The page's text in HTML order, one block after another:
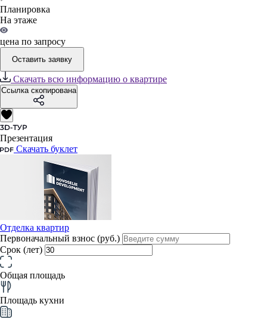
Планировка
На этаже
цена по запросу
Оставить заявку
Скачать всю информацию о квартире
Ссылка скопирована
Презентация
Скачать буклет
Отделка квартир
Первоначальный взнос (руб.)
Срок (лет)
Общая площадь
Площадь кухни